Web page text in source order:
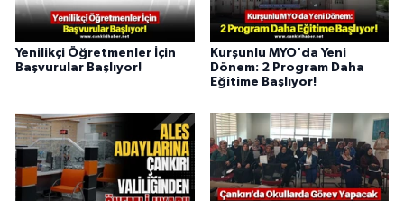
Yenilikçi Öğretmenler İçin
Başvurular Başlıyor!
Kurşunlu MYO'da Yeni
Dönem: 2 Program Daha
Eğitime Başlıyor!